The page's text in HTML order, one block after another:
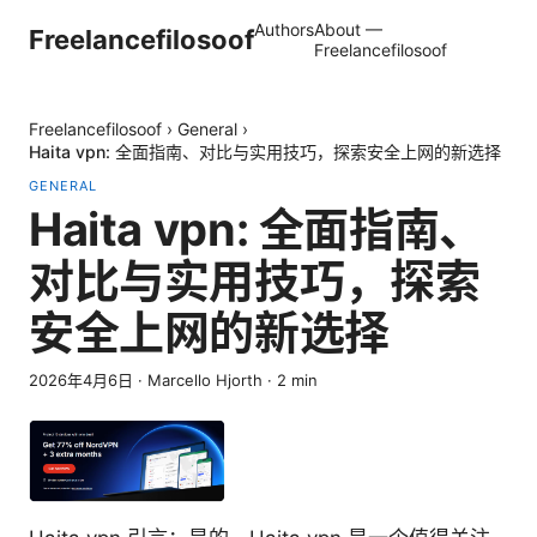
FreelancefilosoofAuthorsAbout —
Freelancefilosoof
Freelancefilosoof › General ›
Haita vpn: 全面指南、对比与实用技巧，探索安全上网的新选择
GENERAL
Haita vpn: 全面指南、
对比与实用技巧，探索
安全上网的新选择
2026年4月6日 · Marcello Hjorth · 2 min